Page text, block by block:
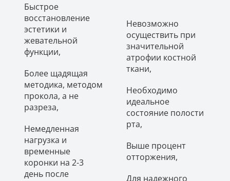
Быстрое
восстановление
эстетики и
жевательной
функции,
Более щадящая
методика, методом
прокола, а не
разреза,
Немедленная
нагрузка и
временные
коронки на 2-3
день после
Невозможно
осуществить при
значительной
атрофии костной
ткани,
Необходимо
идеальное
состояние полости
рта,
Выше процент
отторжения,
Для надежного